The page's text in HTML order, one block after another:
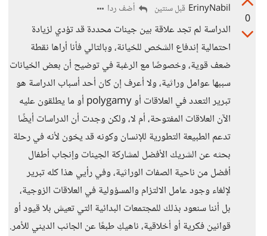
0
ErinyNabil قبل سنتين أضف ردا
الدراسة لم تجد علاقة بين جينات محددة قد تؤدي لزيادة
احتمالية إندفاع الشخص للخيانة، وبالتالي فأنا أراها نقطة
ضعف قوية، وخصوصًا مع الرغبة في توضيح أن بعض الخيانات
سببها عوامل وراثية، ولا أعرف إن كان أحد أسباب الدراسة هو
تبرير التعدد في العلاقات أو polygamy أو ما يطلقون عليه
الآن العلاقات المفتوحة، أم لا، ولكن وجدت أن الدراسات أيضًا
تدعم الطبيعة التطورية للإنسان وكونه قد يخون لأنه في رحلة
بحثه عن الشريك الأفضل لمشاركة الجينات وإنجاب أطفال
أفضل من ناحية الصفات الوراثية، وفي رأيي هذا كله تبرير
لإلغاء وجود عامل الالتزام والمسؤولية في العلاقات الزوجية،
بل أننا سنعود بذلك للمجتمعات البدائية التي تعيش بلا قيود أو
قوانين فكرية أو أخلاقية، ناهيكِ طبعًا عن الجانب الديني للأمر.